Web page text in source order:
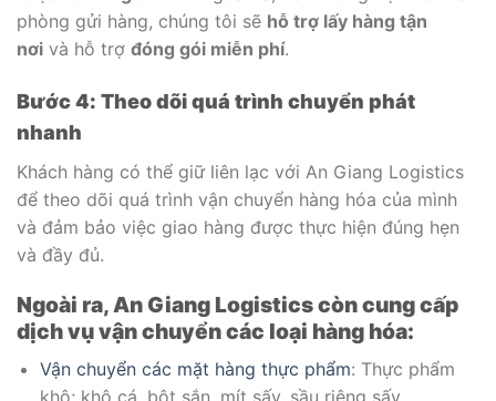
phòng gửi hàng, chúng tôi sẽ hỗ trợ lấy hàng tận
nơi và hỗ trợ đóng gói miễn phí.
Bước 4: Theo dõi quá trình chuyển phát
nhanh
Khách hàng có thể giữ liên lạc với An Giang Logistics
để theo dõi quá trình vận chuyển hàng hóa của mình
và đảm bảo việc giao hàng được thực hiện đúng hẹn
và đầy đủ.
Ngoài ra, An Giang Logistics còn cung cấp
dịch vụ vận chuyển các loại hàng hóa:
Vận chuyển các mặt hàng thực phẩm: Thực phẩm
khô; khô cá, bột sắn, mít sấy, sầu riêng sấy.